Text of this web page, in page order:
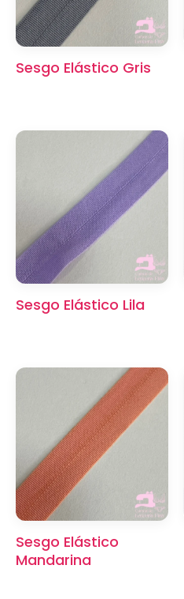
Sesgo Elástico Gris
Sesgo Elástico Lila
Sesgo Elástico
Mandarina